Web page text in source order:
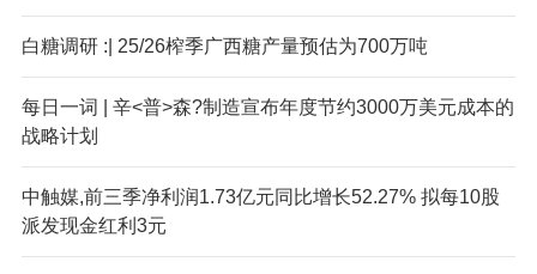
白糖调研 :| 25/26榨季广西糖产量预估为700万吨
每日一词 | 辛<普>森?制造宣布年度节约3000万美元成本的
战略计划
中触媒,前三季净利润1.73亿元同比增长52.27% 拟每10股
派发现金红利3元